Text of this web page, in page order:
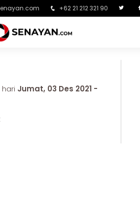
+62 21 212 321 90
Jumat, 03 Des 2021 -